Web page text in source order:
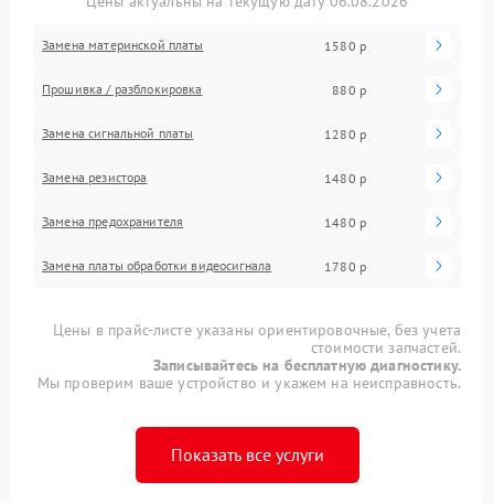
Замена материнской платы 1580 р
Прошивка / разблокировка 880 р
Замена сигнальной платы 1280 р
Замена резистора 1480 р
Замена предохранителя 1480 р
Замена платы обработки видеосигнала 1780 р
Цены в прайс-листе указаны ориентировочные, без учета
стоимости запчастей.
Записывайтесь на бесплатную диагностику.
Мы проверим ваше устройство и укажем на неисправность.
Показать все услуги